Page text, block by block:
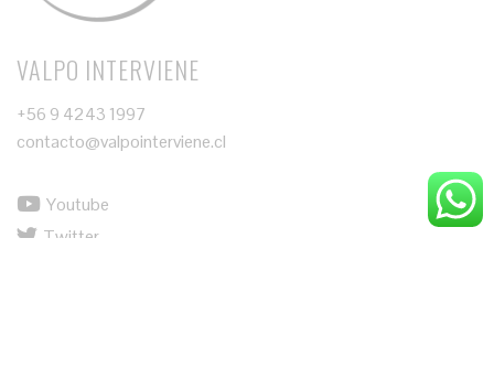
VALPO INTERVIENE
+56 9 4243 1997
contacto@valpointerviene.cl
Youtube
Twitter